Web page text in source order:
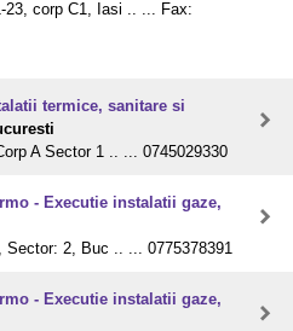
23, corp C1, Iasi .. ... Fax:
termice, sanitare si
A Sector 1 .. ... 0745029330
- Executie instalatii gaze,
Sector: 2, Buc .. ... 0775378391
- Executie instalatii gaze,